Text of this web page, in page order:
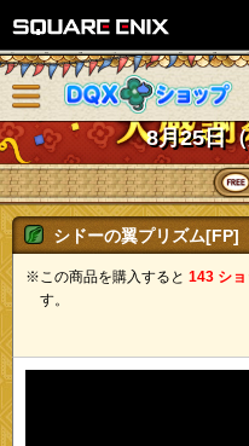
8月25日
ニューを閉じる
シドーの翼プリズム[FP]
※この商品を購入すると 143 ショ
す。